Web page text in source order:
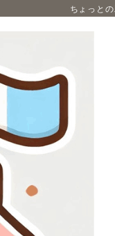
ちょっと